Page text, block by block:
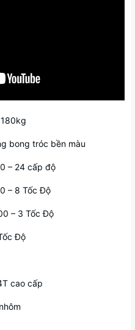
bong tróc bền màu
– 24 cấp độ
– 8 Tốc Độ
– 3 Tốc Độ
Độ
cao cấp